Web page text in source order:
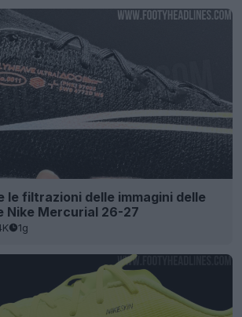
le filtrazioni delle immagini delle
Nike Mercurial 26-27
1g